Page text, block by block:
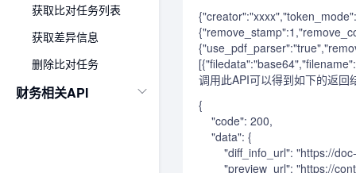
获取比对任务列表
获取差异信息
删除比对任务
财务相关API
调用此API可以得到如下的返回
{
    "code": 200,
    "data": {
"diff_info_url":
"preview_url":